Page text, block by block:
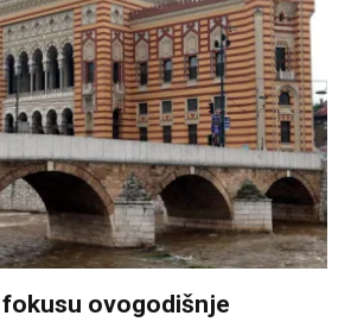
fokusu ovogodišnje